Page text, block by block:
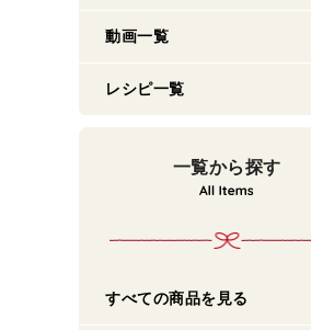
動画一覧
レシピ一覧
一覧から探す
すべての商品を見る